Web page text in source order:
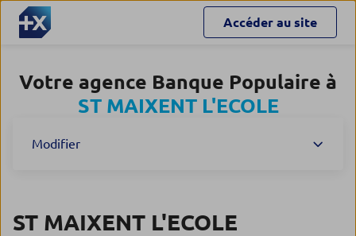
Accéder au site
Votre agence Banque Populaire à
ST MAIXENT L'ECOLE
Modifier
ST MAIXENT L'ECOLE